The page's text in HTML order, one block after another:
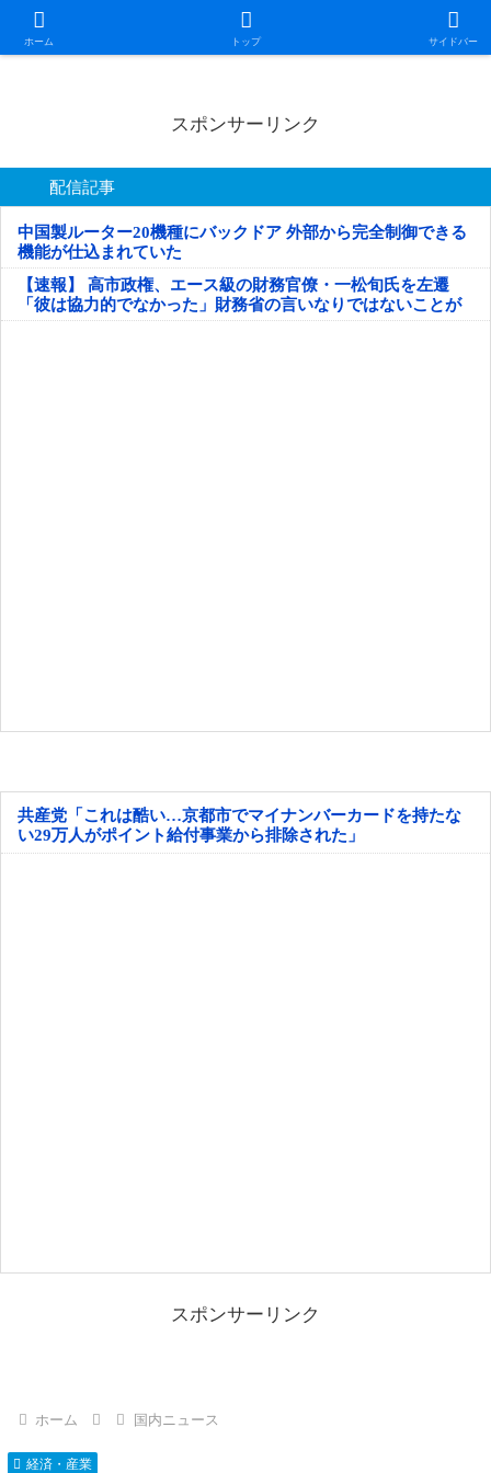
ホーム トップ サイドバー
日本第一！ニュース録
スポンサーリンク
配信記事
中国製ルーター20機種にバックドア 外部から完全制御できる
機能が仕込まれていた
【速報】 高市政権、エース級の財務官僚・一松旬氏を左遷
「彼は協力的でなかった」財務省の言いなりではないことが
判明
共産党「これは酷い…京都市でマイナンバーカードを持たな
い29万人がポイント給付事業から排除された」
スポンサーリンク
ホーム 国内ニュース
経済・産業